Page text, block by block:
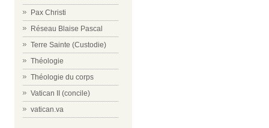
Pax Christi
Réseau Blaise Pascal
Terre Sainte (Custodie)
Théologie
Théologie du corps
Vatican II (concile)
vatican.va